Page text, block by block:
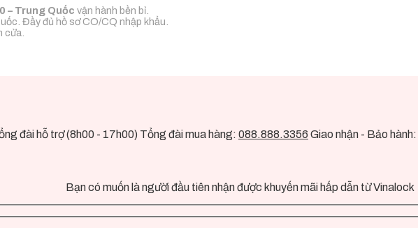
– Trung Quốc vận hành bền bỉ.
Đầy đủ hồ sơ CO/CQ nhập khẩu.
cửa.
đài hỗ trợ (8h00 - 17h00) Tổng đài mua hàng: 088.888.3356 Giao nhận - Bảo hành:
Bạn có muốn là người đầu tiên nhận được khuyến mãi hấp dẫn từ Vinalock